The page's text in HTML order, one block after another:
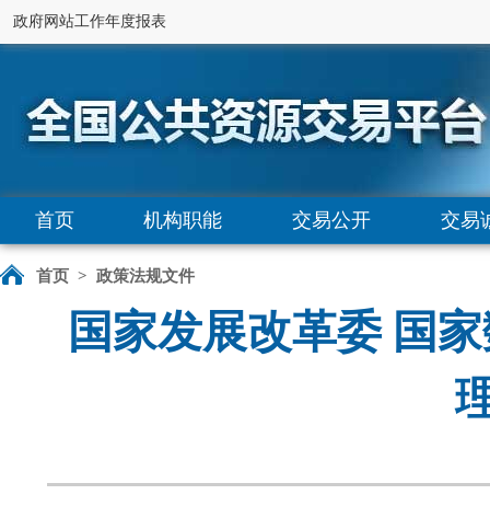
政府网站工作年度报表
首页 机构职能 交易公开 交易
首页 > 政策法规文件
国家发展改革委 国